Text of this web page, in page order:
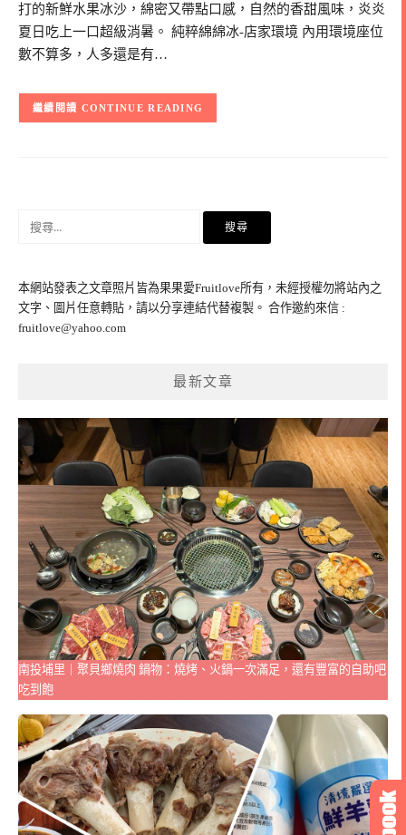
打的新鮮水果冰沙，綿密又帶點口感，自然的香甜風味，炎炎
夏日吃上一口超級消暑。 純粹綿綿冰-店家環境 內用環境座位
數不算多，人多還是有…
CONTINUE READING
字:
本網站發表之文章照片皆為果果愛Fruitlove所有，未經授權勿將站內之
文字、圖片任意轉貼，請以分享連結代替複製。 合作邀約來信 :
fruitlove@yahoo.com
最新文章
南投埔里｜聚貝鄉燒肉 鍋物：燒烤、火鍋一次滿足，還有豐富的自助吧
吃到飽